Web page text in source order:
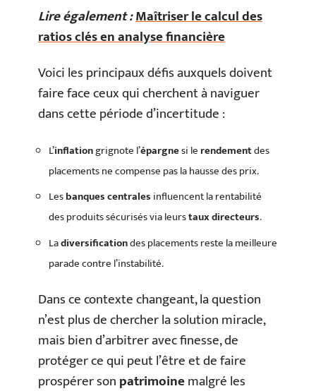
Lire également :Maîtriser le calcul des
ratios clés en analyse financière
Voici les principaux défis auxquels doivent
faire face ceux qui cherchent à naviguer
dans cette période d’incertitude :
L’inflationgrignote l’épargnesi le rendementdes
placements ne compense pas la hausse des prix.
Lesbanques centrales influencent la rentabilité
des produits sécurisés via leurstaux directeurs.
Ladiversificationdes placements reste la meilleure
parade contre l’instabilité.
Dans ce contexte changeant, la question
n’est plus de chercher la solution miracle,
mais bien d’arbitrer avec finesse, de
protéger ce qui peut l’être et de faire
prospérer sonpatrimoinemalgré les